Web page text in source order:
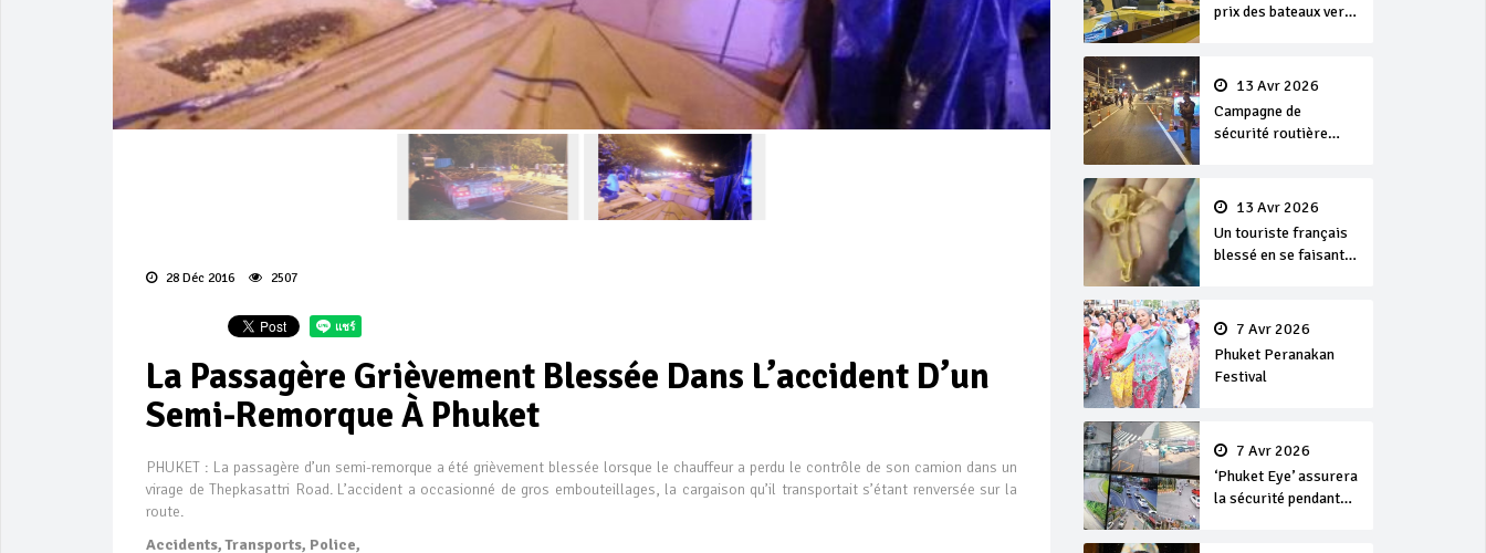
28 Déc 2016 2507
La Passagère Grièvement Blessée Dans L’accident D’un
Semi-Remorque À Phuket
PHUKET : La passagère d’un semi-remorque a été grièvement blessée lorsque le chauffeur a perdu le contrôle de son camion dans un
virage de Thepkasattri Road. L’accident a occasionné de gros embouteillages, la cargaison qu’il transportait s’étant renversée sur la
route.
Accidents, Transports, Police,
prix des bateaux vers
13 Avr 2026
Campagne de
sécurité routière
13 Avr 2026
Un touriste français
blessé en se faisant
7 Avr 2026
Phuket Peranakan
Festival
7 Avr 2026
‘Phuket Eye’ assurera
la sécurité pendant